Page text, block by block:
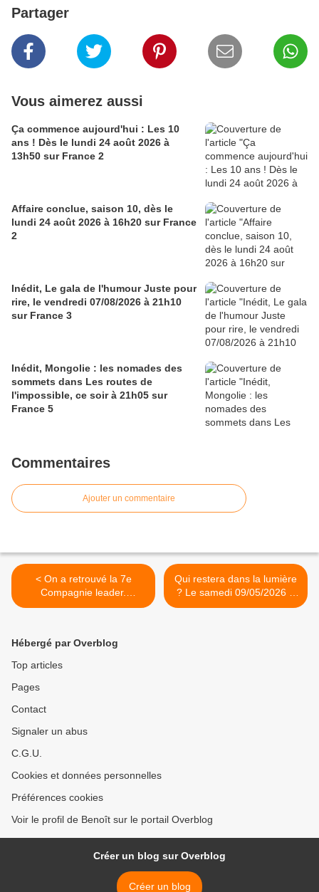
Partager
Vous aimerez aussi
Ça commence aujourd'hui : Les 10
ans ! Dès le lundi 24 août 2026 à
13h50 sur France 2
Affaire conclue, saison 10, dès le
lundi 24 août 2026 à 16h20 sur France
2
Inédit, Le gala de l'humour Juste pour
rire, le vendredi 07/08/2026 à 21h10
sur France 3
Inédit, Mongolie : les nomades des
sommets dans Les routes de
l'impossible, ce soir à 21h05 sur
France 5
Commentaires
Ajouter un commentaire
< On a retrouvé la 7e
Compagnie leader.
Cassandre résiste. Top chef
07/05/2026
Qui restera dans la lumière
? Le samedi 09/05/2026 à
21h10 sur France 2 >
Hébergé par Overblog
Top articles
Pages
Contact
Signaler un abus
C.G.U.
Cookies et données personnelles
Préférences cookies
Voir le profil de Benoît sur le portail Overblog
Créer un blog sur Overblog
Créer un blog